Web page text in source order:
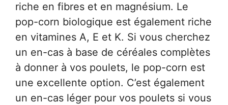
riche en fibres et en magnésium. Le
pop-corn biologique est également riche
en vitamines A, E et K. Si vous cherchez
un en-cas à base de céréales complètes
à donner à vos poulets, le pop-corn est
une excellente option. C’est également
un en-cas léger pour vos poulets si vous